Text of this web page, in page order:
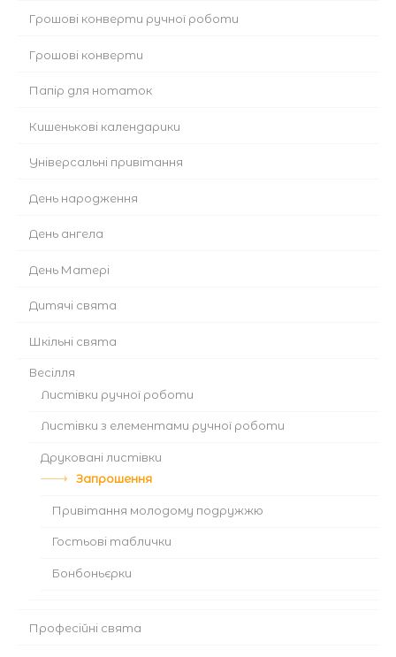
Грошові конверти ручної роботи
Грошові конверти
Папір для нотаток
Кишенькові календарики
Універсальні привітання
День народження
День ангела
День Матері
Дитячі свята
Шкільні свята
Весілля
Листівки ручної роботи
Листівки з елементами ручної роботи
Друковані листівки
Запрошення
Привітання молодому подружжю
Гостьові таблички
Бонбоньєрки
Професійні свята